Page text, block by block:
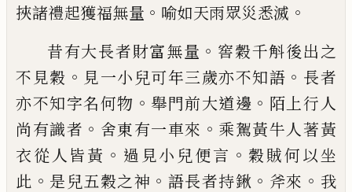
挾諸禮起獲福無量 。 喻如天雨眾災悉滅 。
昔有大長者財富無量 。 窖穀千斛後出之
不 見穀 。 見一小兒可年三歲亦不知語 。 長者
亦不知字名何物 。 舉門前大道邊 。 陌上行人
尚有識者 。 舍東有一車來 。 乘駕黃牛人著黃
衣從人皆黃 。 過見小兒便言 。 穀賊何以坐
此 。 是兒五穀之神 。 語長者持鍬 。 斧來 。 我